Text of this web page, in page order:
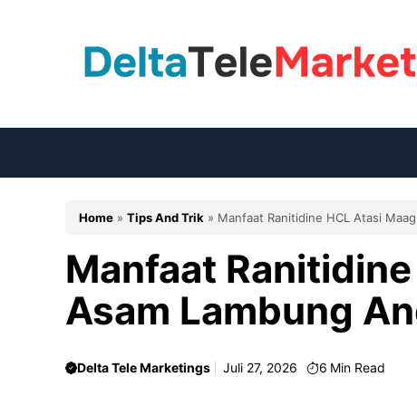
Home » Tips And Trik » Manfaat Ranitidine HCL Atasi
Manfaat
Asam Lambung
Delta Tele Marketings Juli 27, 2026 6 Min Read